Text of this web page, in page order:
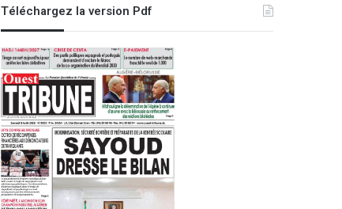
L’Algérie et la guerre
Téléchargez la version Pdf